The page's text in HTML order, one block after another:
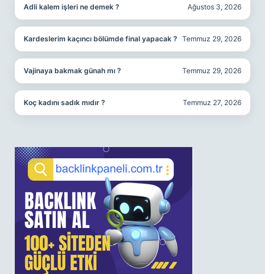
Adli kalem işleri ne demek ? Ağustos 3, 2026
Kardeslerim kaçıncı bölümde final yapacak ? Temmuz 29, 2026
Vajinaya bakmak günah mı ? Temmuz 29, 2026
Koç kadını sadık mıdır ? Temmuz 27, 2026